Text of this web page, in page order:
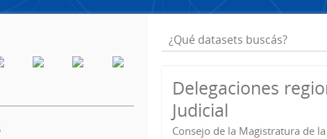
Delegaciones
Judicial
Consejo de la Magistratura de